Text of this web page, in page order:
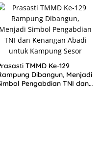
TMMD Ke-129
Dibangun, Menjadi
Pengabdian TNI dan